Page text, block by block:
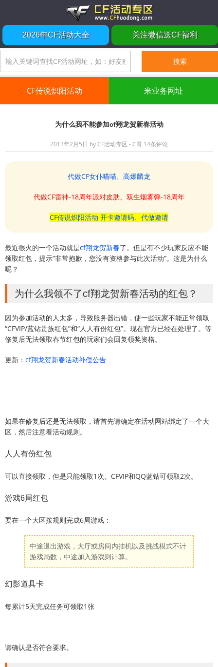
2026年CF活动大全 关注微信送CF福利
CF传说炽阳活动 米业务网址
为什么我不能参加cf翔龙贺新春活动
2013年2月5日 byCF活动专区 - C哥 14条评论
代做CF女仆喵喵、高爆麟龙
代做CF雷神-18周年派对皮肤、双生烟雾弹-18周年
CF传说炽阳活动 开卡邀请码、代做邀请
最近很火的一个活动就是cf翔龙贺新春了。但是有不少玩家反应不能
领取红包，提示“非常抱歉，您没有资格参与此次活动”。这是为什么
呢？
为什么我领不了cf翔龙贺新春活动的红包？
因为参加活动的人太多，导致服务器出错，使一些玩家不能正常领取
“CFVIP/蓝钻贵族红包”和“人人有份红包”。现在官方已经在处理了。等
修复后无法领取春节红包的玩家们会回复领奖资格。
更新： cf翔龙贺新春活动补偿公告
如果在修复后还是无法领取，请首先请确定在活动网站绑定了一个大
区，然后注意看活动规则。
人人有份红包
可以直接领取，但是只能领取1次。CFVIP和QQ蓝钻可领取2次。
游戏6局红包
要在一个大区按规则完成6局游戏：
中途退出游戏，大厅或房间内挂机以及挑战模式不计
游戏局数，中途加入游戏则计算。
幻影道具卡
每累计5天完成任务可领取1张
请确认是否符合要求。